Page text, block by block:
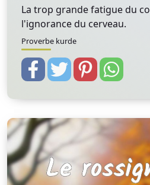
La trop grande fatigue du
l'ignorance du cerveau.
Proverbe kurde